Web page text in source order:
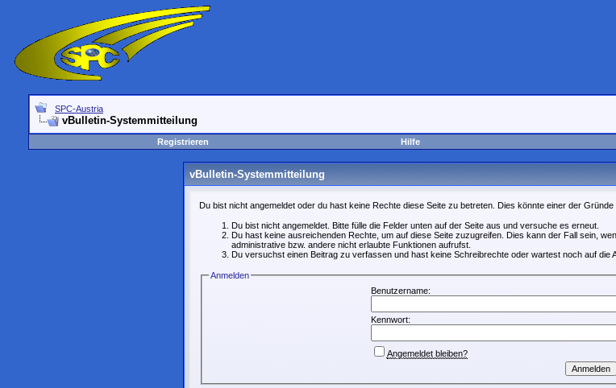
SPC-Austria
vBulletin-Systemmitteilung
Registrieren
Hilfe
vBulletin-Systemmitteilung
Du bist nicht angemeldet oder du hast keine Rechte diese Seite zu betreten. Dies könnte einer der Gründe
Du bist nicht angemeldet. Bitte fülle die Felder unten auf der Seite aus und versuche es erneut.
Du hast keine ausreichenden Rechte, um auf diese Seite zuzugreifen. Dies kann der Fall sein,
administrative bzw. andere nicht erlaubte Funktionen aufrufst.
Du versuchst einen Beitrag zu verfassen und hast keine Schreibrechte oder wartest noch auf die
Anmelden
Benutzername:
Kennwort:
Angemeldet bleiben?